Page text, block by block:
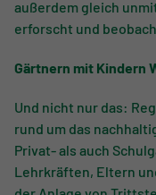
außerdem gleich
erforscht und
Gärtnern mit Kindern
Und nicht nur das:
rund um das
Privat- als auch
Lehrkräften, Eltern